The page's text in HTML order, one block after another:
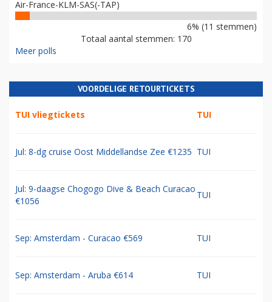
Air-France-KLM-SAS(-TAP)
6% (11 stemmen)
Totaal aantal stemmen: 170
Meer polls
VOORDELIGE RETOURTICKETS
TUI vliegtickets TUI
Jul: 8-dg cruise Oost Middellandse Zee €1235 TUI
Jul: 9-daagse Chogogo Dive & Beach Curacao
€1056
TUI
Sep: Amsterdam - Curacao €569 TUI
Sep: Amsterdam - Aruba €614 TUI